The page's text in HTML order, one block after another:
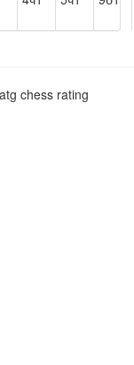
chess rating